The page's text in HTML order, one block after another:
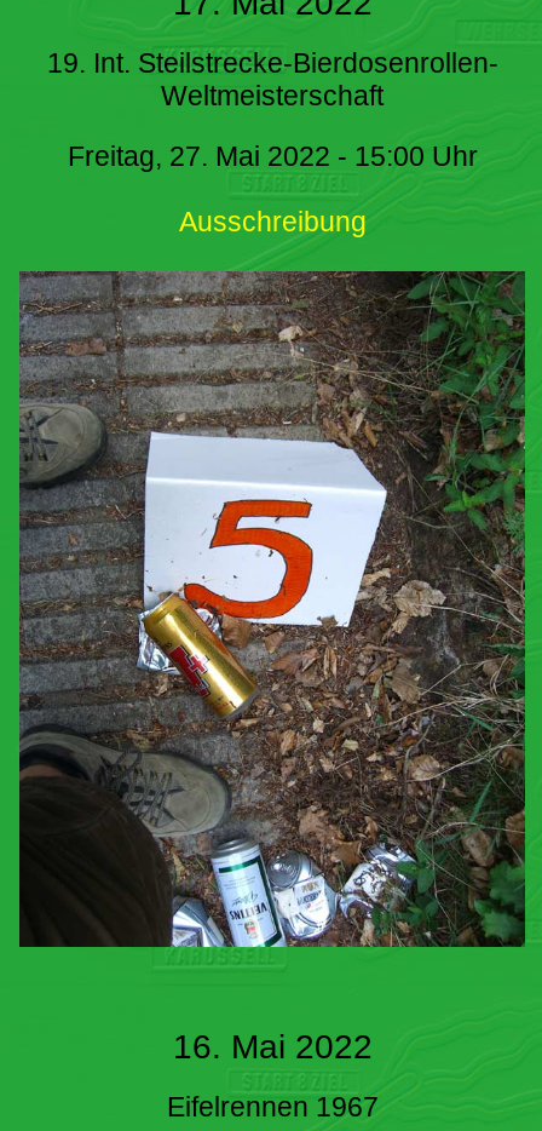
19. Int. Steilstrecke-Bierdosenrollen-
Weltmeisterschaft
Freitag, 27. Mai 2022 - 15:00 Uhr
Ausschreibung
16. Mai 2022
Eifelrennen 1967